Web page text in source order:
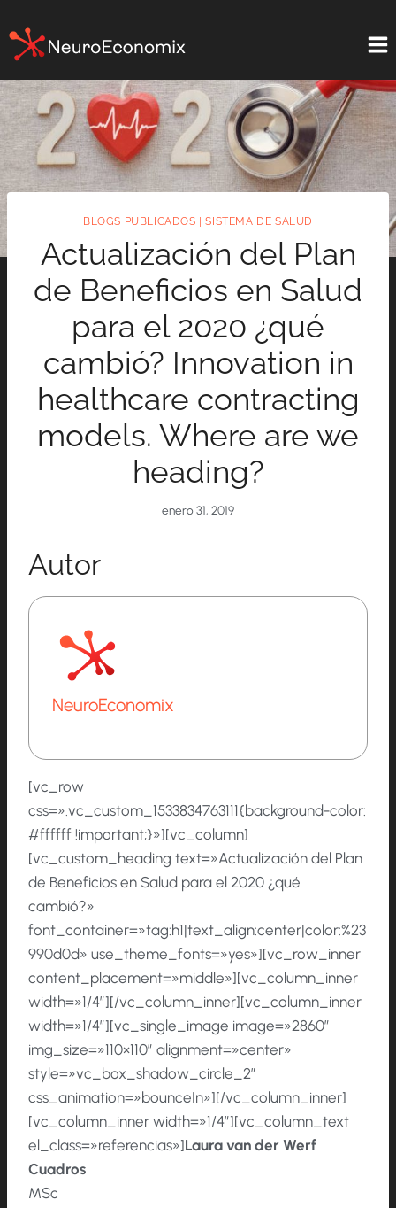
al
contenido
BLOGS PUBLICADOS |SISTEMA DE SALUD
Actualización del Plan
de Beneficios en Salud
para el 2020 ¿qué
cambió? Innovation in
healthcare contracting
models. Where are we
heading?
enero 31, 2019
Autor
NeuroEconomix
[vc_row
css=».vc_custom_1533834763111{background-color:
#ffffff !important;}»][vc_column]
[vc_custom_heading text=»Actualización del Plan
de Beneficios en Salud para el 2020 ¿qué
cambió?»
font_container=»tag:h1|text_align:center|color:%23
990d0d» use_theme_fonts=»yes»][vc_row_inner
content_placement=»middle»][vc_column_inner
width=»1/4″][/vc_column_inner][vc_column_inner
width=»1/4″][vc_single_image image=»2860″
img_size=»110×110″ alignment=»center»
style=»vc_box_shadow_circle_2″
css_animation=»bounceIn»][/vc_column_inner]
[vc_column_inner width=»1/4″][vc_column_text
el_class=»referencias»]Laura van der Werf
Cuadros
MSc